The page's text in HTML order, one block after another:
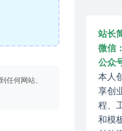
任何网站、
站长
微信
公众
本人
享创
程、
和模